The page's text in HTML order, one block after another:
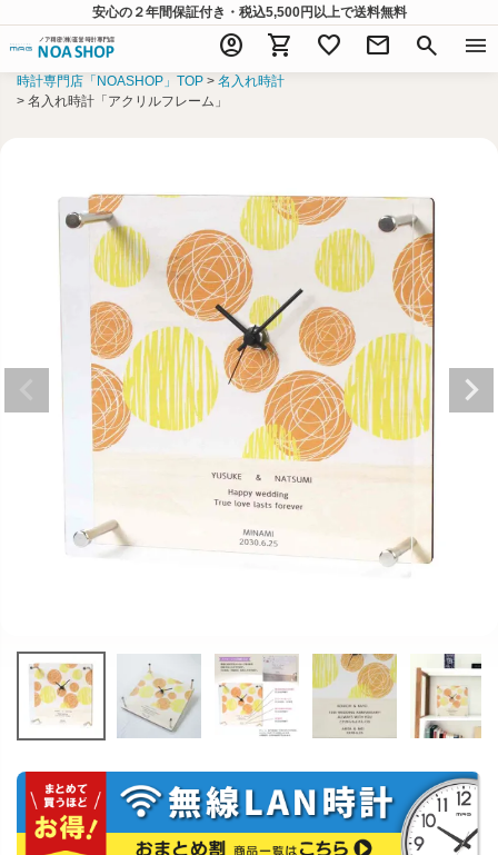
安心の２年間保証付き・税込5,500円以上で送料無料
account_circle shopping_cart favorite mail search menu
時計専門店「NOASHOP」TOP
名入れ時計
名入れ時計「アクリルフレーム」